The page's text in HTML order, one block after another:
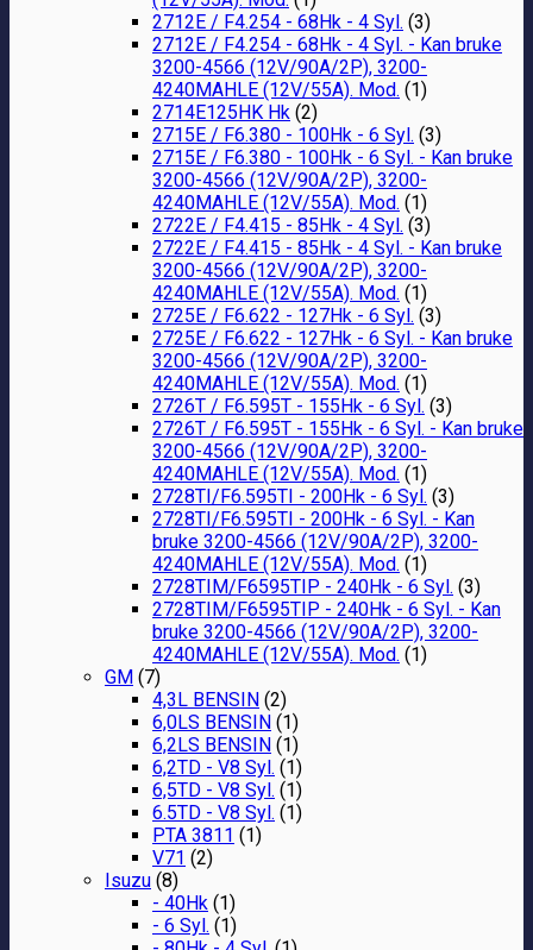
2712E / F4.254 - 68Hk - 4 Syl. (3)
2712E / F4.254 - 68Hk - 4 Syl. - Kan bruke
3200-4566 (12V/90A/2P), 3200-
4240MAHLE (12V/55A). Mod. (1)
2714E125HK Hk (2)
2715E / F6.380 - 100Hk - 6 Syl. (3)
2715E / F6.380 - 100Hk - 6 Syl. - Kan bruke
3200-4566 (12V/90A/2P), 3200-
4240MAHLE (12V/55A). Mod. (1)
2722E / F4.415 - 85Hk - 4 Syl. (3)
2722E / F4.415 - 85Hk - 4 Syl. - Kan bruke
3200-4566 (12V/90A/2P), 3200-
4240MAHLE (12V/55A). Mod. (1)
2725E / F6.622 - 127Hk - 6 Syl. (3)
2725E / F6.622 - 127Hk - 6 Syl. - Kan bruke
3200-4566 (12V/90A/2P), 3200-
4240MAHLE (12V/55A). Mod. (1)
2726T / F6.595T - 155Hk - 6 Syl. (3)
2726T / F6.595T - 155Hk - 6 Syl. - Kan bruke
3200-4566 (12V/90A/2P), 3200-
4240MAHLE (12V/55A). Mod. (1)
2728TI/F6.595TI - 200Hk - 6 Syl. (3)
2728TI/F6.595TI - 200Hk - 6 Syl. - Kan
bruke 3200-4566 (12V/90A/2P), 3200-
4240MAHLE (12V/55A). Mod. (1)
2728TIM/F6595TIP - 240Hk - 6 Syl. (3)
2728TIM/F6595TIP - 240Hk - 6 Syl. - Kan
bruke 3200-4566 (12V/90A/2P), 3200-
4240MAHLE (12V/55A). Mod. (1)
GM (7)
4,3L BENSIN (2)
6,0LS BENSIN (1)
6,2LS BENSIN (1)
6,2TD - V8 Syl. (1)
6,5TD - V8 Syl. (1)
6.5TD - V8 Syl. (1)
PTA 3811 (1)
V71 (2)
Isuzu (8)
- 40Hk (1)
- 6 Syl. (1)